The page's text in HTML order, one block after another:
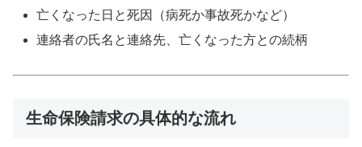
亡くなった日と死因（病死か事故死かなど）
連絡者の氏名と連絡先、亡くなった方との続柄
生命保険請求の具体的な流れ